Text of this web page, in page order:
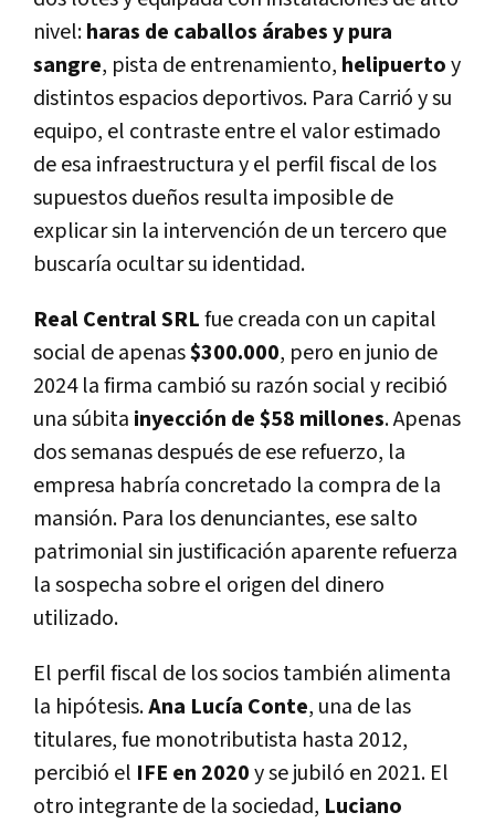
nivel:haras de caballos árabes y pura
sangre, pista de entrenamiento, helipuertoy
distintos espacios deportivos. Para Carrió y su
equipo, el contraste entre el valor estimado
de esa infraestructura y el perfil fiscal de los
supuestos dueños resulta imposible de
explicar sin la intervención de un tercero que
buscaría ocultar su identidad.
Real Central SRLfue creada con un capital
social de apenas$300.000, pero en junio de
2024 la firma cambió su razón social y recibió
una súbita inyección de $58 millones. Apenas
dos semanas después de ese refuerzo, la
empresa habría concretado la compra de la
mansión. Para los denunciantes, ese salto
patrimonial sin justificación aparente refuerza
la sospecha sobre el origen del dinero
utilizado.
El perfil fiscal de los socios también alimenta
la hipótesis.Ana Lucía Conte, una de las
titulares, fue monotributista hasta 2012,
percibió el IFE en 2020y se jubiló en 2021. El
otro integrante de la sociedad, Luciano